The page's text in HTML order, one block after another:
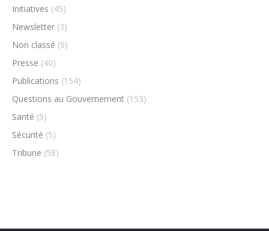
Initiatives (45)
Newsletter (3)
Non classé (9)
Presse (40)
Publications (154)
Questions au Gouvernement (153)
Santé (5)
Sécurité (5)
Tribune (58)